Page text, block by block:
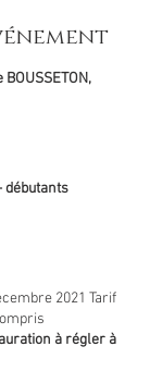
débutants
2021 Tarif
à régler à